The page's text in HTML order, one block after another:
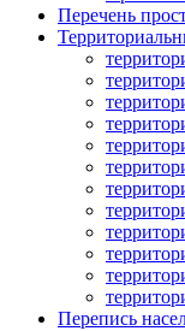
Перечень
Перепись